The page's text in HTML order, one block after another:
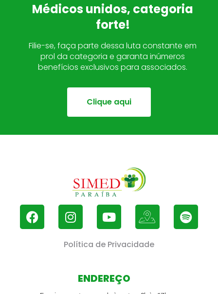
Médicos unidos, categoria
forte!
Filie-se, faça parte dessa luta constante em
prol da categoria e garanta inúmeros
benefícios exclusivos para associados.
Clique aqui
Política de Privacidade
ENDEREÇO